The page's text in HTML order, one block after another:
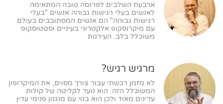
ארבעת השלבים לפרנסה טובה המתאימה
לאנשים בעלי רגישות גבוהה אנשים "בעלי
רגישות גבוהה" הם אנשים המסתובבים בעולם
עם מיקרוסקופ אלקטרוני בעיניים וסטטוסקופ
משוכלל בלב. העירנות
מרגיש רגיש?
לא מזמן רכשתי עבור צורך מסוים, את המיקרופון
המשוכלל הזה: הוא נועד לקליטה של קולות
עדינים מאוד ולכן הוא בנוי עם מנגנון פנימי עדין